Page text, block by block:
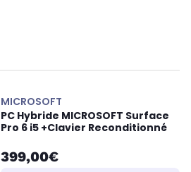
MICROSOFT
PC Hybride MICROSOFT Surface
Pro 6 i5 +Clavier Reconditionné
399,00€